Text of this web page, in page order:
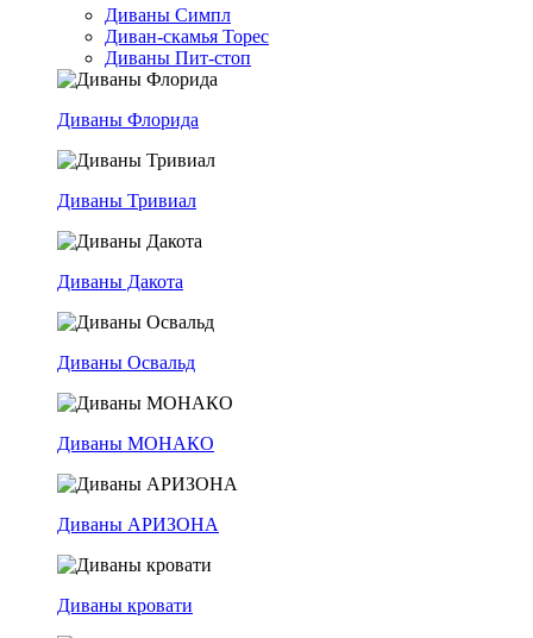
Диваны Симпл
Диван-скамья Торес
Диваны Пит-стоп
Диваны Флорида
Диваны Тривиал
Диваны Дакота
Диваны Освальд
Диваны МОНАКО
Диваны АРИЗОНА
Диваны кровати